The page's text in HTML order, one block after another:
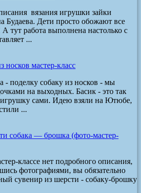
вязания игрушки зайки
Будаева. Дети просто обожают все
тут работа выполнена настолько с
...
носков мастер-класс
- поделку собаку из носков - мы
на выходных. Басик - это так
игрушку сами. Идею взяли на Ютюбе,
...
собака — брошка (фото-мастер-
классе нет подробного описания,
фотографиями, вы обязательно
сувенир из шерсти - собаку-брошку